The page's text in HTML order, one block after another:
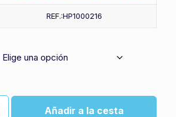
REF.:HP1000216
Añadir a la cesta